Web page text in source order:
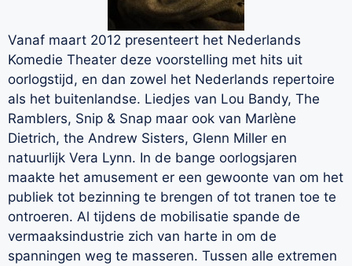
Vanaf maart 2012 presenteert het Nederlands
Komedie Theater deze voorstelling met hits uit
oorlogstijd, en dan zowel het Nederlands repertoire
als het buitenlandse. Liedjes van Lou Bandy, The
Ramblers, Snip & Snap maar ook van Marlène
Dietrich, the Andrew Sisters, Glenn Miller en
natuurlijk Vera Lynn. In de bange oorlogsjaren
maakte het amusement er een gewoonte van om het
publiek tot bezinning te brengen of tot tranen toe te
ontroeren. Al tijdens de mobilisatie spande de
vermaaksindustrie zich van harte in om de
spanningen weg te masseren. Tussen alle extremen